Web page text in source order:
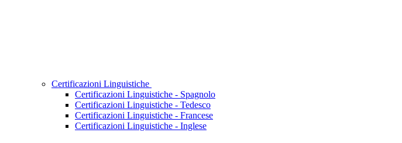
Certificazioni Linguistiche
Certificazioni Linguistiche - Spagnolo
Certificazioni Linguistiche - Tedesco
Certificazioni Linguistiche - Francese
Certificazioni Linguistiche - Inglese